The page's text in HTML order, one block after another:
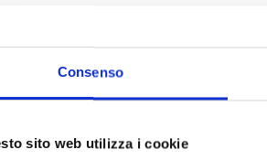
Consenso
sito web utilizza i cookie